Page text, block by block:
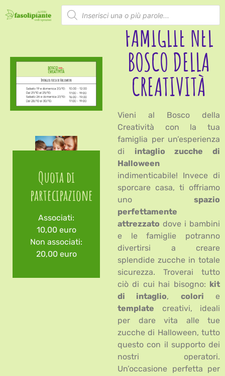
Quota di
partecipazione
Associati:
10,00 euro
Non associati:
20,00 euro
PER BAMBINI E
FAMIGLIE NEL
BOSCO DELLA
CREATIVITÀ
Vieni al Bosco della
Creatività con la tua
famiglia per un’esperienza
di intaglio zucche di
Halloween
indimenticabile! Invece di
sporcare casa, ti offriamo
uno spazio
perfettamente
attrezzato dove i bambini
e le famiglie potranno
divertirsi a creare
splendide zucche in totale
sicurezza. Troverai tutto
ciò di cui hai bisogno: kit
di intaglio, colori e
template creativi, ideali
per dare vita alle tue
zucche di Halloween, tutto
questo con il supporto dei
nostri operatori.
Un’occasione perfetta per